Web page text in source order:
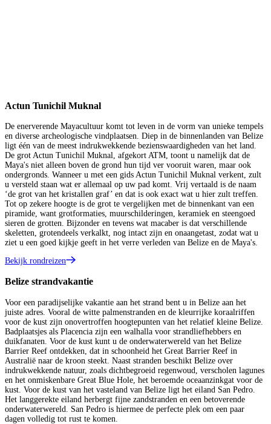
Actun Tunichil Muknal
De enerverende Mayacultuur komt tot leven in de vorm van unieke tempels
en diverse archeologische vindplaatsen. Diep in de binnenlanden van Belize
ligt één van de meest indrukwekkende bezienswaardigheden van het land.
De grot Actun Tunichil Muknal, afgekort ATM, toont u namelijk dat de
Maya's niet alleen boven de grond hun tijd ver vooruit waren, maar ook
ondergronds. Wanneer u met een gids Actun Tunichil Muknal verkent, zult
u versteld staan wat er allemaal op uw pad komt. Vrij vertaald is de naam
‘de grot van het kristallen graf’ en dat is ook exact wat u hier zult treffen.
Tot op zekere hoogte is de grot te vergelijken met de binnenkant van een
piramide, want grotformaties, muurschilderingen, keramiek en steengoed
sieren de grotten. Bijzonder en tevens wat macaber is dat verschillende
skeletten, grotendeels verkalkt, nog intact zijn en onaangetast, zodat wat u
ziet u een goed kijkje geeft in het verre verleden van Belize en de Maya's.
Bekijk rondreizen
Belize strandvakantie
Voor een paradijselijke vakantie aan het strand bent u in Belize aan het
juiste adres. Vooral de witte palmenstranden en de kleurrijke koraalriffen
voor de kust zijn onovertroffen hoogtepunten van het relatief kleine Belize.
Badplaatsjes als Placencia zijn een walhalla voor strandliefhebbers en
duikfanaten. Voor de kust kunt u de onderwaterwereld van het Belize
Barrier Reef ontdekken, dat in schoonheid het Great Barrier Reef in
Australië naar de kroon steekt. Naast stranden beschikt Belize over
indrukwekkende natuur, zoals dichtbegroeid regenwoud, verscholen lagunes
en het onmiskenbare Great Blue Hole, het beroemde oceaanzinkgat voor de
kust. Voor de kust van het vasteland van Belize ligt het eiland San Pedro.
Het langgerekte eiland herbergt fijne zandstranden en een betoverende
onderwaterwereld. San Pedro is hiermee de perfecte plek om een paar
dagen volledig tot rust te komen.